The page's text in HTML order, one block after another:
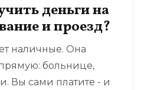
деньги на
и проезд?
наличные. Она
больнице,
Вы сами платите - и